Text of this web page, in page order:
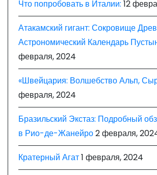
Что попробовать в Италии: 12
Атакамский гигант: Сокровище
Астрономический Календарь
февраля, 2024
«Швейцария: Волшебство Альп,
февраля, 2024
Бразильский Экстаз: Подробный
в Рио-де-Жанейро2 февраля,
Кратерный Агат1 февраля, 2024